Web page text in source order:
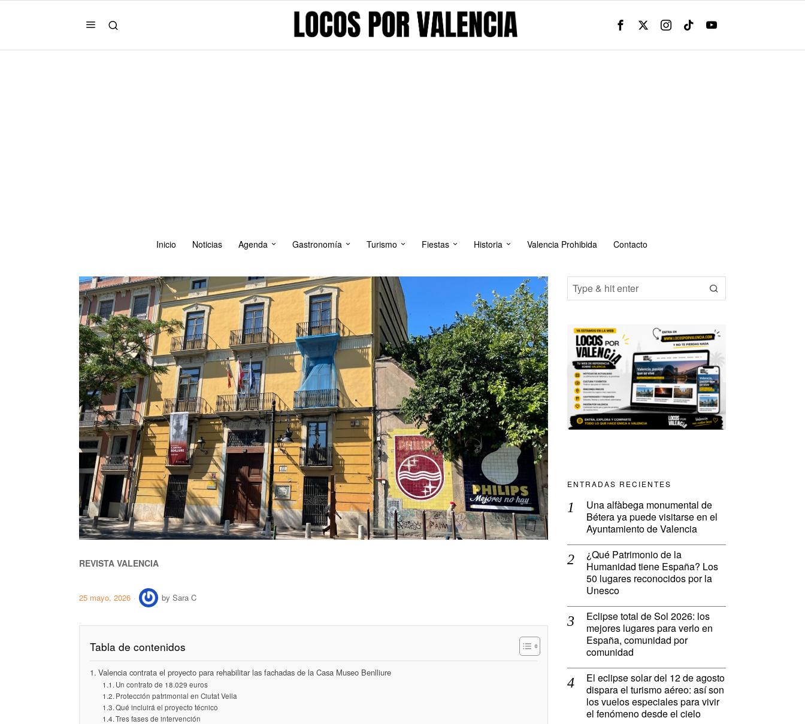
Inicio Noticias Agenda Gastronomía Turismo Fiestas Historia Valencia Prohibida Contacto
REVISTA VALENCIA
25 mayo, 2026 by Sara C
Tabla de contenidos
Valencia contrata el proyecto para rehabilitar las fachadas de la Casa Museo Benlliure
Un contrato de 18.029 euros
Protección patrimonial en Ciutat Vella
Qué incluirá el proyecto técnico
Tres fases de intervención
ENTRADAS RECIENTES
Una alfàbega monumental de
Bétera ya puede visitarse en el
Ayuntamiento de Valencia
¿Qué Patrimonio de la
Humanidad tiene España? Los
50 lugares reconocidos por la
Unesco
Eclipse total de Sol 2026: los
mejores lugares para verlo en
España, comunidad por
comunidad
El eclipse solar del 12 de agosto
dispara el turismo aéreo: así son
los vuelos especiales para vivir
el fenómeno desde el cielo